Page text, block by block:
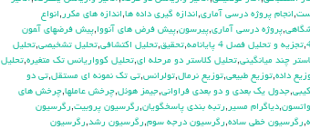
,انجام پروژه درسي آماري,اندازه گيري داده ها,اندازه هاي مكرر ,انواع
,پروژه درسي آماري,پيرسون,پيش فرض هاي آنووا,پيش فرضهاي آ‍مون
,تجزيه و تحليل فصل 4 پايانامه ,تحقيق,تحليل اكتشافي,تحليل تشخيصي,تحليل
چند ميانگيني,تحليل كلاستر دو مرحله اي,تحليل كوواريانس تك متغيره,تحليل
داده,توزيع طبيعي,توزيع نرمال,تولرانس,تي تک نمونه اي مستقل,تي دو
,جدول يك بعدي و دو بعدي فراواني,جيمز هوئل,چرخش عاملها,چرخش هاي
,دياگرام مسير ,رتبه بندي پاسخگويان,رگرسيون پروبيت,رگرسيون
,رگرسيون خطي ساده,رگرسيون درجه سوم,رگرسيون رشد,رگرسيون